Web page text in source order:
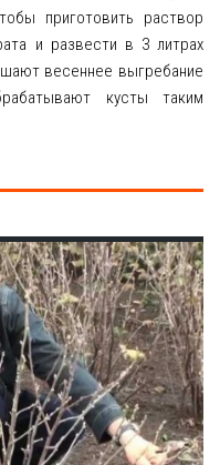
приготовить раствор
и развести в 3 литрах
весеннее выгребание
кусты таким